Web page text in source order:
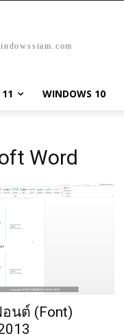
WINDOWS 10
Word
นต์ (Font)